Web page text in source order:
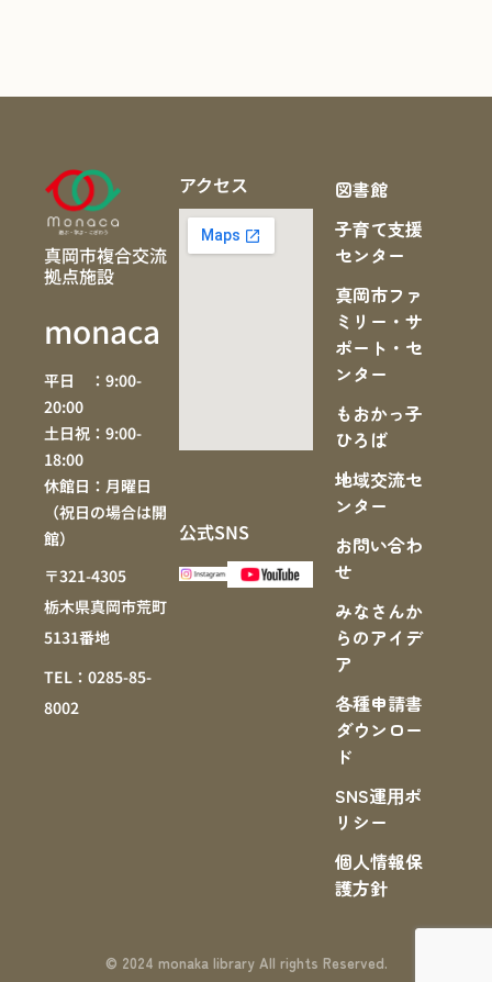
真岡市複合交流
拠点施設
monaca
平日 ：9:00-
20:00
土日祝：9:00-
18:00
休館日：月曜日
（祝日の場合は開
館）
〒321-4305
栃木県真岡市荒町
5131番地
TEL：0285-85-
8002
アクセス
公式SNS
図書館
子育て支援
センター
真岡市ファ
ミリー・サ
ポート・セ
ンター
もおかっ子
ひろば
地域交流セ
ンター
お問い合わ
せ
みなさんか
らのアイデ
ア
各種申請書
ダウンロー
ド
SNS運⽤ポ
リシー
個人情報保
護方針
© 2024 monaka library All rights Reserved.